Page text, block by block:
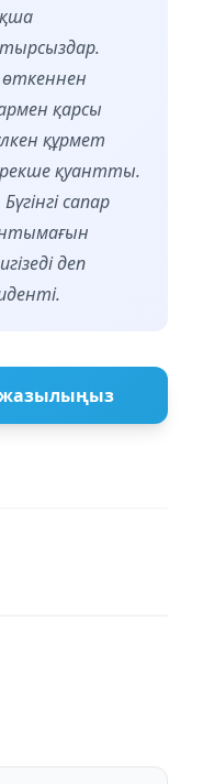
өткеннен
қарсы
құрмет
қуантты.
сапар
деп
жазылыңыз